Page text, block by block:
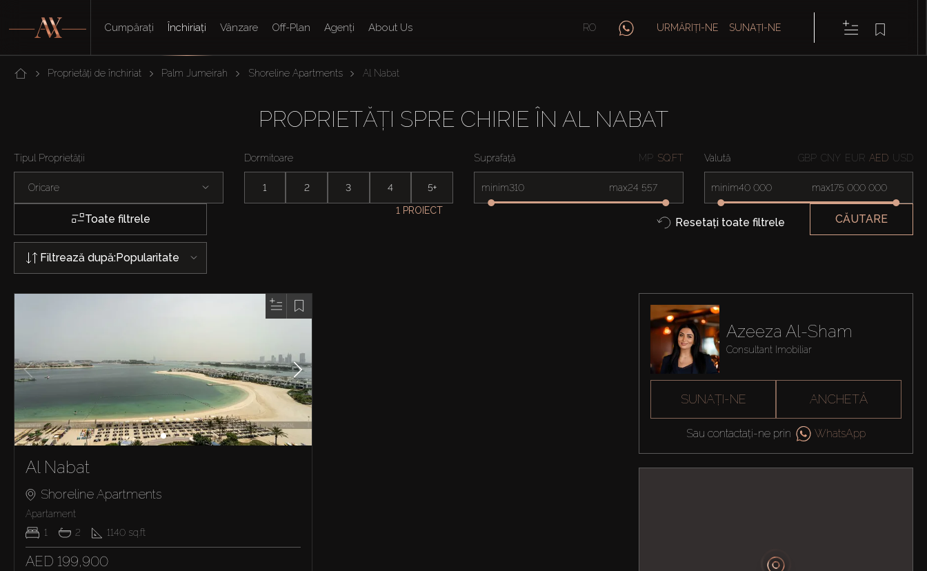
Cumpărați Închiriați Vânzare Off-Plan Agenți About Us RO URMĂRIȚI-NE SUNAȚI-NE
Proprietăți de închiriat Palm Jumeirah Shoreline Apartments Al Nabat
PROPRIETĂȚI SPRE CHIRIE ÎN AL NABAT
Tipul Proprietății
Oricare
Dormitoare
1 2 3 4 5+
Suprafață MP SQ.FT
minim max
Valută GBP CNY EUR AED USD
minim max
Toate filtrele
1 PROIECT
Resetați toate filtrele CĂUTARE
Filtrează după:Popularitate
Al Nabat
Shoreline Apartments
Apartament
1
2 1140 sq.ft
AED 199,900
Azeeza Al-Sham
Consultant Imobiliar
SUNAȚI-NE ANCHETĂ
Sau contactați-ne prin WhatsApp